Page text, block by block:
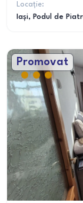
Locație:
Iași, Podul de
Promovat